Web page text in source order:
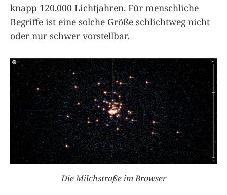
knapp 120.000 Lichtjahren. Für menschliche
Begriffe ist eine solche Größe schlichtweg nicht
oder nur schwer vorstellbar.
Die Milchstraße im Browser